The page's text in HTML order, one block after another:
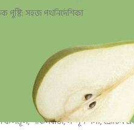
খনিজ এবং অন্যান্য পুষ্টি
শাকসবজি, সম্পূর্ণ শস্য, প্রোটিন